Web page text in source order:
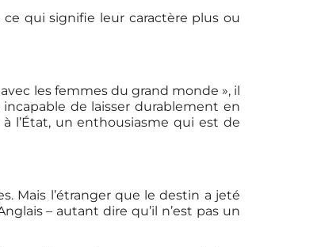
qui signifie leur caractère plus ou
les femmes du grand monde », il
de laisser durablement en
l’État, un enthousiasme qui est de
Mais l’étranger que le destin a jeté
– autant dire qu’il n’est pas un